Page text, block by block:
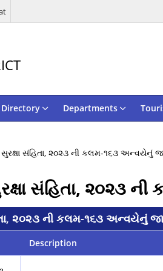
Directory Departments
સુરક્ષા સંહિતા, ૨૦૨૩ ની કલમ-૧૬૩ અન્વયેનું
સંહિતા, ૨૦૨૩
૨૦૨૩ ની કલમ-૧૬૩ અન્વયેનું
Description